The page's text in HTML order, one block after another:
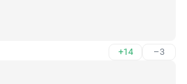
+14 –3